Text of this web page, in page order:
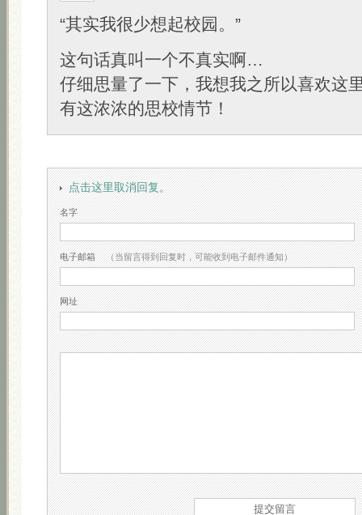
“其实我很少想起校园。”
这句话真叫一个不真实啊…
仔细思量了一下，我想我之所以喜欢这
有这浓浓的思校情节！
点击这里取消回复。
名字
电子邮箱 （当留言得到回复时，可能收到电子邮件通知）
网址